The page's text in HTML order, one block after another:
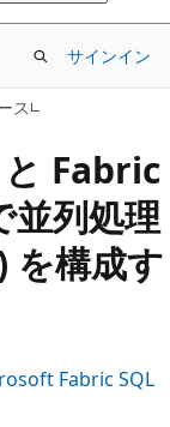
サインイン
ス
Fabric
並列処理
を構成す
Fabric SQL